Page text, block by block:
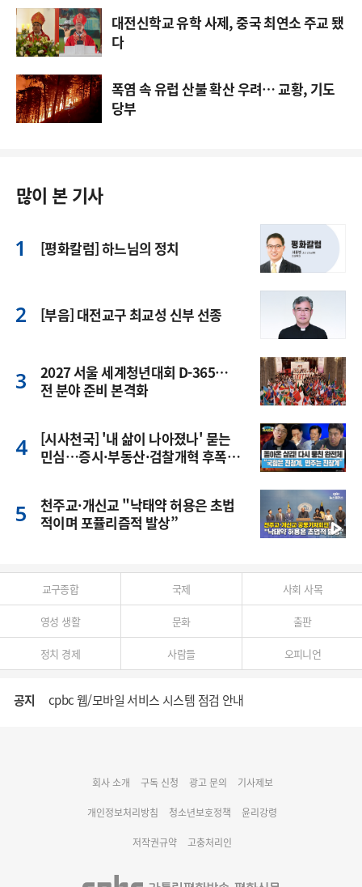
대전신학교 유학 사제, 중국 최연소 주교 됐
다
폭염 속 유럽 산불 확산 우려… 교황, 기도
당부
많이 본 기사
[평화칼럼] 하느님의 정치
[부음] 대전교구 최교성 신부 선종
2027 서울 세계청년대회 D-365…
전 분야 준비 본격화
[시사천국] '내 삶이 나아졌나' 묻는
민심…증시·부동산·검찰개혁 후폭
천주교·개신교 "낙태약 허용은 초법
적이며 포퓰리즘적 발상”
교구종합 국제 사회 사목
영성 생활 문화 출판
정치 경제 사람들 오피니언
공지 cpbc 웹/모바일 서비스 시스템 점검 안내
명동 미디어큐브 & 1898 미디어월 공모전 수상작 발표
회사 소개 구독 신청 광고 문의 기사제보
개인정보처리방침 청소년보호정책 윤리강령
저작권규약 고충처리인